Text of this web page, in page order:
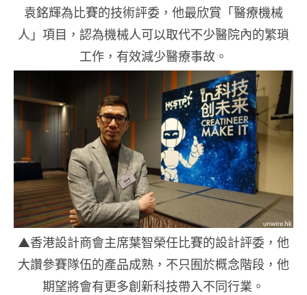
袁銘輝為比賽的技術評委，他最欣賞「醫療機械
人」項目，認為機械人可以取代不少醫院內的繁瑣
工作，有效減少醫療事故。
▲香港設計商會主席葉智榮任比賽的設計評委，他
大讚參賽隊伍的產品成熟，不只囿於概念階段，他
期望將會有更多創新科技帶入不同行業。